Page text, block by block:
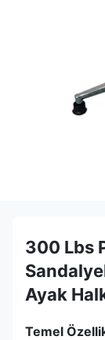
300 Lbs
Ayak
Temel